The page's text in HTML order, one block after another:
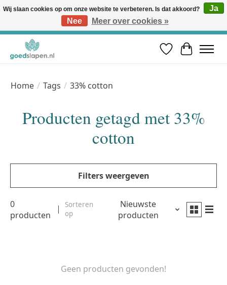
Vóór 12u besteld, volgende werkdag in huis* | Gratis verzending vanaf €50 | Professioneel slaapadvies
Verlanglijst
Home / Tags / 33% cotton
Producten getagd met 33%
cotton
Filters weergeven
0
producten
Sorteren
op
Nieuwste
producten
Geen producten gevonden!
Wij slaan cookies op om onze website te verbeteren. Is dat akkoord?
Ja
Nee
Meer over cookies »